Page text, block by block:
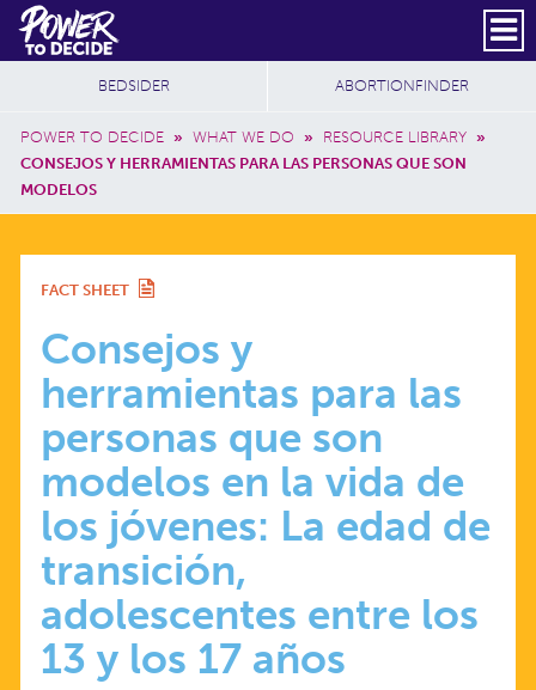
Skip to main content
Power
to
Decide
Header Social
Secondary
SUBSCRIBE
Breadcrumb
POWER TO DECIDE » WHAT WE DO » RESOURCE LIBRARY »
CONSEJOS Y HERRAMIENTAS PARA LAS PERSONAS QUE SON
MODELOS
Additional Sites
BEDSIDER ABORTIONFINDER
CONSEJOS
Y
HERRAMIENTAS
PARA
LAS
PERSONAS
QUE
FACT SHEET
Consejos y
herramientas para las
personas que son
modelos en la vida de
los jóvenes: La edad de
transición,
adolescentes entre los
13 y los 17 años